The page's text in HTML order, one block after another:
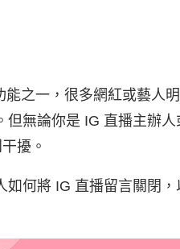
能之一，很多網紅或藝人
無論你是 IG 直播主辦
擾。
何將 IG 直播留言關閉